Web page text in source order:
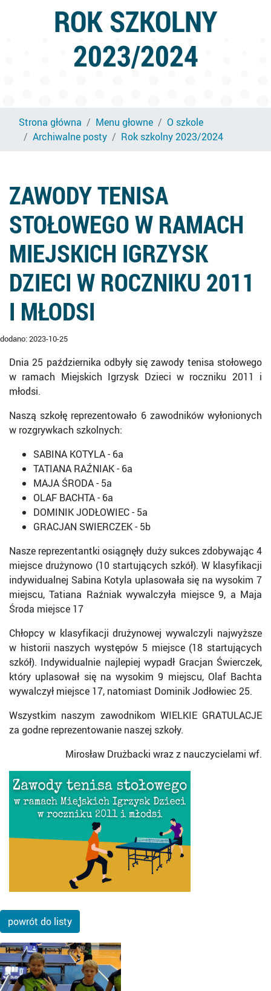
ROK SZKOLNY
2023/2024
Strona główna Menu głowne
O szkole
Archiwalne posty
Rok szkolny 2023/2024
ZAWODY TENISA
STOŁOWEGO W RAMACH
MIEJSKICH IGRZYSK
DZIECI W ROCZNIKU 2011
I MŁODSI
dodano: 2023-10-25
Dnia 25 października odbyły się zawody tenisa stołowego
w ramach Miejskich Igrzysk Dzieci w roczniku 2011 i
młodsi.
Naszą szkołę reprezentowało 6 zawodników wyłonionych
w rozgrywkach szkolnych:
SABINA KOTYLA - 6a
TATIANA RAŹNIAK - 6a
MAJA ŚRODA - 5a
OLAF BACHTA - 6a
DOMINIK JODŁOWIEC - 5a
GRACJAN SWIERCZEK - 5b
Nasze reprezentantki osiągnęły duży sukces zdobywając 4
miejsce drużynowo (10 startujących szkół). W klasyfikacji
indywidualnej Sabina Kotyla uplasowała się na wysokim 7
miejscu, Tatiana Raźniak wywalczyła miejsce 9, a Maja
Środa miejsce 17
Chłopcy w klasyfikacji drużynowej wywalczyli najwyższe
w historii naszych występów 5 miejsce (18 startujących
szkół). Indywidualnie najlepiej wypadł Gracjan Świerczek,
który uplasował się na wysokim 9 miejscu, Olaf Bachta
wywalczył miejsce 17, natomiast Dominik Jodłowiec 25.
Wszystkim naszym zawodnikom WIELKIE GRATULACJE
za godne reprezentowanie naszej szkoły.
Mirosław Drużbacki wraz z nauczycielami wf.
powrót do listy